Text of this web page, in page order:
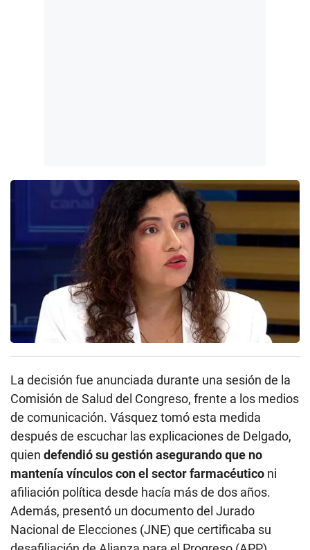
La decisión fue anunciada durante una sesión de la
Comisión de Salud del Congreso, frente a los medios
de comunicación. Vásquez tomó esta medida
después de escuchar las explicaciones de Delgado,
quien defendió su gestión asegurando que no
mantenía vínculos con el sector farmacéutico ni
afiliación política desde hacía más de dos años.
Además, presentó un documento del Jurado
Nacional de Elecciones (JNE) que certificaba su